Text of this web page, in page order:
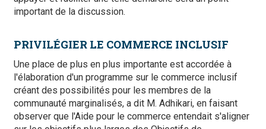
important de la discussion.
PRIVILÉGIER LE COMMERCE INCLUSIF
Une place de plus en plus importante est accordée à
l'élaboration d'un programme sur le commerce inclusif
créant des possibilités pour les membres de la
communauté marginalisés, a dit M. Adhikari, en faisant
observer que l'Aide pour le commerce entendait s'aligner